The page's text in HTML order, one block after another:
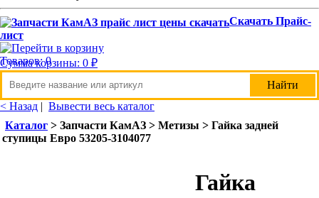
Скачать Прайс-
лист
Товаров: 0
Сумма корзины: 0 ₽
< Назад | Вывести весь каталог
Каталог > Запчасти КамАЗ > Метизы > Гайка задней
ступицы Евро 53205-3104077
Гайка